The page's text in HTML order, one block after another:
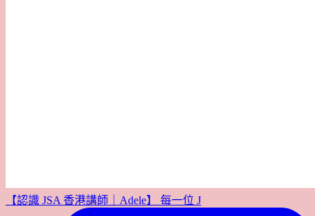
【認識 JSA 香港講師｜Adele】 每一位 J